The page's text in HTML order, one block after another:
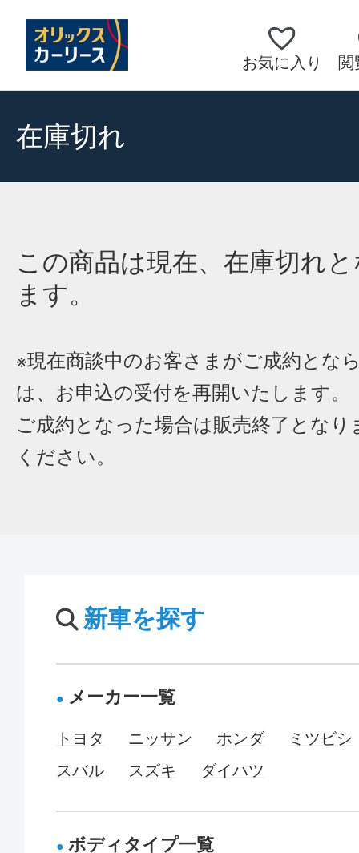
お気に入り 閲
在庫切れ
この商品は現在、在庫切れ
ます。
※現在商談中のお客さまがご成約とな
は、お申込の受付を再開いたします。
ご成約となった場合は販売終了となり
ください。
新車を探す
メーカー一覧
トヨタ ニッサン ホンダ
ミツビシ
スバル
スズキ ダイハツ
ボディタイプ一覧